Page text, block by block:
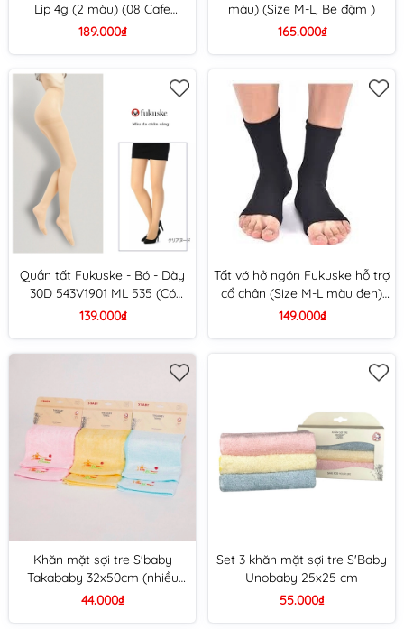
Lip 4g (2 màu) (08 Cafe
Brown)
189.000₫
màu) (Size M-L, Be đậm )
165.000₫
Quần tất Fukuske - Bó - Dày
30D 543V1901 ML 535 (Có
móc) (Size L-LL, 330 Da sáng
139.000₫
Tất vớ hở ngón Fukuske hỗ trợ
cổ chân (Size M-L màu đen)
(Size L-LL)
149.000₫
Khăn mặt sợi tre S'baby
Takababy 32x50cm (nhiều
màu)
44.000₫
Set 3 khăn mặt sợi tre S'Baby
Unobaby 25x25 cm
55.000₫